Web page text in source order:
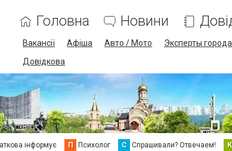
Головна Новини
Вакансії Афіша Авто / Мото Эксперты города
Довідкова
інформує П Психолог С Спрашивали? Отвечаем! К